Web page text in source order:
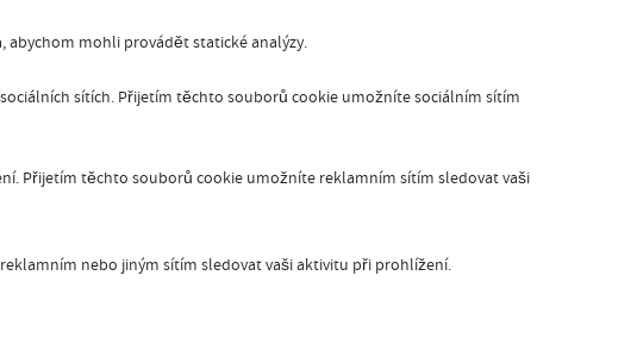
mohli provádět statické analýzy.
sítích. Přijetím těchto souborů cookie umožníte sociálním sítím
Přijetím těchto souborů cookie umožníte reklamním sítím sledovat vaši
nebo jiným sítím sledovat vaši aktivitu při prohlížení.